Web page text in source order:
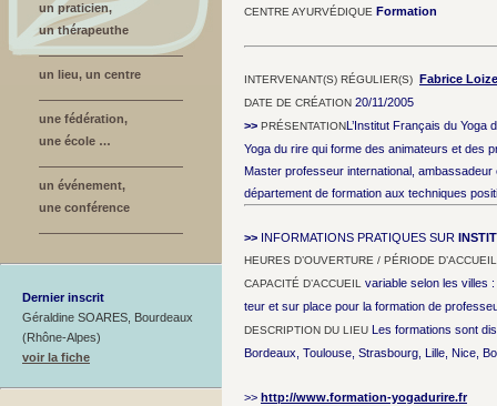
un praticien,
un thérapeuthe
un lieu, un centre
une fédération,
une école …
un événement,
une conférence
Dernier inscrit
Géraldine SOARES, Bourdeaux
(Rhône-Alpes)
voir la fiche
CENTRE AYURVÉDIQUE Formation
INTERVENANT(S) RÉGULIER(S) Fabrice
DATE DE CRÉATION 20/11/2005
>> PRÉSENTATIONL’Institut Français du
Yoga du rire qui forme des animateurs et des
Master professeur international,
département de formation aux techniques
>> INFORMATIONS PRATIQUES SUR
HEURES D’OUVERTURE / PÉRIODE D’ACCUEIL
CAPACITÉ D’ACCUEIL
variable selon les villes
teur et sur place pour la formation de
DESCRIPTION DU LIEU Les formations sont
Bordeaux, Toulouse, Strasbourg, Lille, Nice,
>> http://www.formation-yogadurire.fr